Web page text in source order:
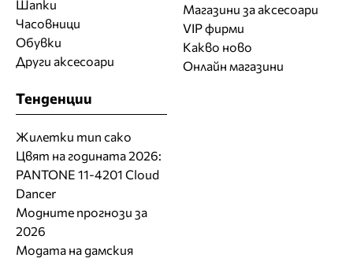
Шапки
Часовници
Обувки
Други аксесоари
Магазини за aксесоари
VIP фирми
Какво ново
Онлайн магазини
Тенденции
Жилетки тип сако
Цвят на годината 2026:
PANTONE 11-4201 Cloud
Dancer
Модните прогнози за
2026
Модата на дамския